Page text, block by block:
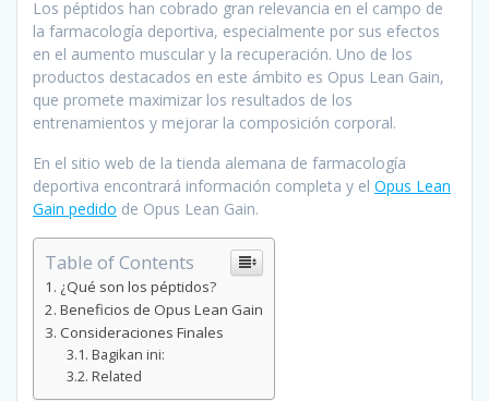
Los péptidos han cobrado gran relevancia en el campo de
la farmacología deportiva, especialmente por sus efectos
en el aumento muscular y la recuperación. Uno de los
productos destacados en este ámbito es Opus Lean Gain,
que promete maximizar los resultados de los
entrenamientos y mejorar la composición corporal.
En el sitio web de la tienda alemana de farmacología
deportiva encontrará información completa y el Opus Lean
Gain pedido de Opus Lean Gain.
Table of Contents
¿Qué son los péptidos?
Beneficios de Opus Lean Gain
Consideraciones Finales
Bagikan ini:
Related